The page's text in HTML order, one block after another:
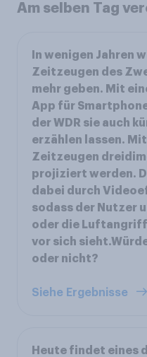
Am selben Tag
In wenigen Jahren
Zeitzeugen des
mehr geben. Mit
App für
der WDR sie auch
erzählen lassen.
Zeitzeugen
projiziert werden.
dabei durch
sodass der Nutzer
oder die
vor sich
oder nicht?
Siehe Ergebnisse
Heute findet eines